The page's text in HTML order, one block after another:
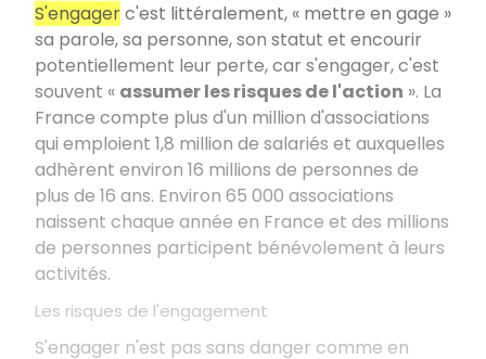
S'engagerc'est littéralement, « mettre en gage »
sa parole, sa personne, son statut et encourir
potentiellement leur perte, car s'engager, c'est
souvent « assumer les risques de l'action ». La
France compte plus d'un million d'associations
qui emploient 1,8 million de salariés et auxquelles
adhèrent environ 16 millions de personnes de
plus de 16 ans. Environ 65 000 associations
naissent chaque année en France et des millions
de personnes participent bénévolement à leurs
activités.
Les risques de l'engagement
S'engager n'est pas sans danger comme en